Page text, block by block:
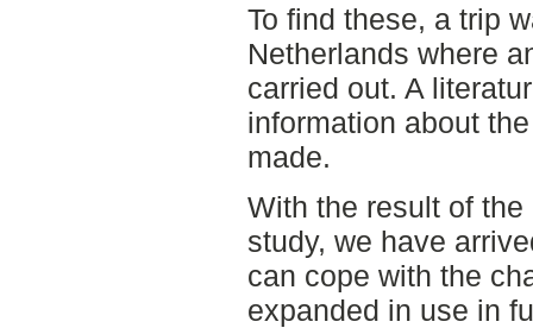
To find these, a trip
Netherlands where
carried out. A
information about
made.
With the result of
study, we have
can cope with the
expanded in use in